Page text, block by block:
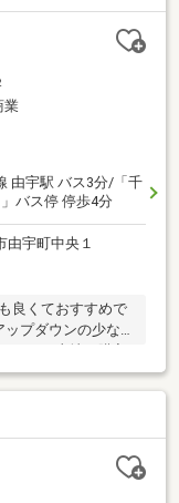
業
由宇駅 バス3分/「千
バス停 停歩4分
由宇町中央１
良くておすすめで
プダウンの少ない
なります。こちら
民の利便性を高め
道幅があります。